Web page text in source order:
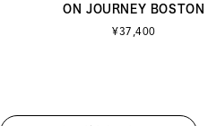
ON JOURNEY BOSTON
¥37,400